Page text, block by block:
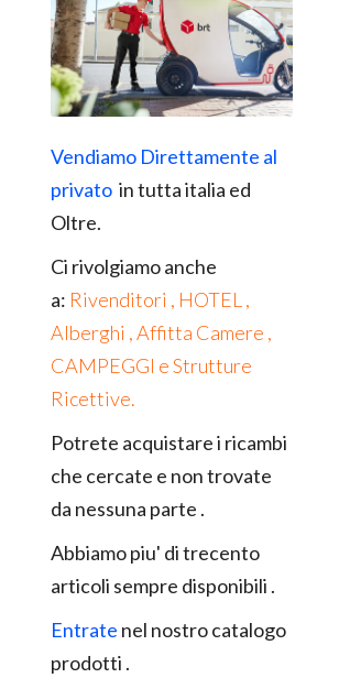
Vendiamo Direttamente al
privato in tutta italia ed
Oltre.
Ci rivolgiamo anche
a: Rivenditori , HOTEL ,
Alberghi , Affitta Camere ,
CAMPEGGI e Strutture
Ricettive.
Potrete acquistare i ricambi
che cercate e non trovate
da nessuna parte .
Abbiamo piu' di trecento
articoli sempre disponibili .
Entrate nel nostro catalogo
prodotti .